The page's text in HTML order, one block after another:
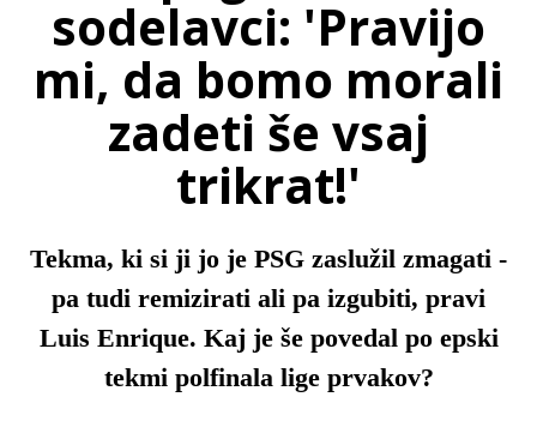
sodelavci: 'Pravijo
mi, da bomo morali
zadeti še vsaj
trikrat!'
Tekma, ki si ji jo je PSG zaslužil zmagati -
pa tudi remizirati ali pa izgubiti, pravi
Luis Enrique. Kaj je še povedal po epski
tekmi polfinala lige prvakov?